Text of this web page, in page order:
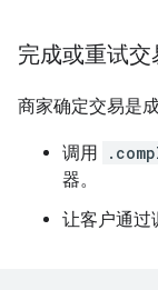
完成或重试交
商家确定交易是
调用
器。
让客户通过